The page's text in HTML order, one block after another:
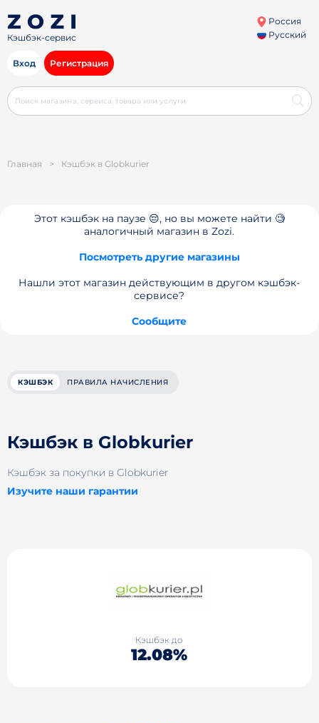
Кэшбэк-сервис
Россия
Русский
Вход Регистрация
Главная > Кэшбэк в Globkurier
Этот кэшбэк на паузе 😔, но вы можете найти 🧐
аналогичный магазин в Zozi.
Посмотреть другие магазины
Нашли этот магазин действующим в другом кэшбэк-
сервисе?
Сообщите
КЭШБЭК ПРАВИЛА НАЧИСЛЕНИЯ
Кэшбэк в Globkurier
Кэшбэк за покупки в Globkurier
Изучите наши гарантии
Кэшбэк до
12.08%